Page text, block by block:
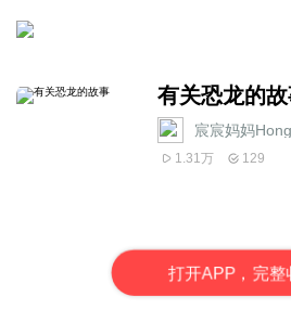
有关恐龙的
宸宸妈妈
1.31万 129
打开APP，完整